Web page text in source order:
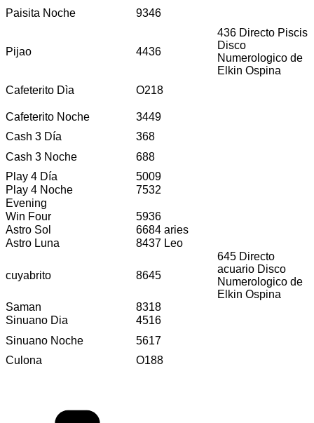
Paisita Noche
9346
Pijao 4436
436 Directo Piscis
Disco
Numerologico de
Elkin Ospina
Cafeterito Dìa
O218
Cafeterito Noche
3449
Cash 3 Día
368
Cash 3 Noche
688
Play 4 Día
5009
Play 4 Noche
7532
Evening
Win Four
5936
Astro Sol
6684 aries
Astro Luna
8437 Leo
cuyabrito 8645
645 Directo
acuario Disco
Numerologico de
Elkin Ospina
Saman
8318
Sinuano Dia
4516
Sinuano Noche
5617
Culona
O188